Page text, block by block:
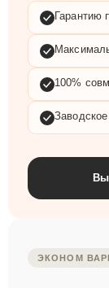
Гарантию
100%
ЭКОНОМ